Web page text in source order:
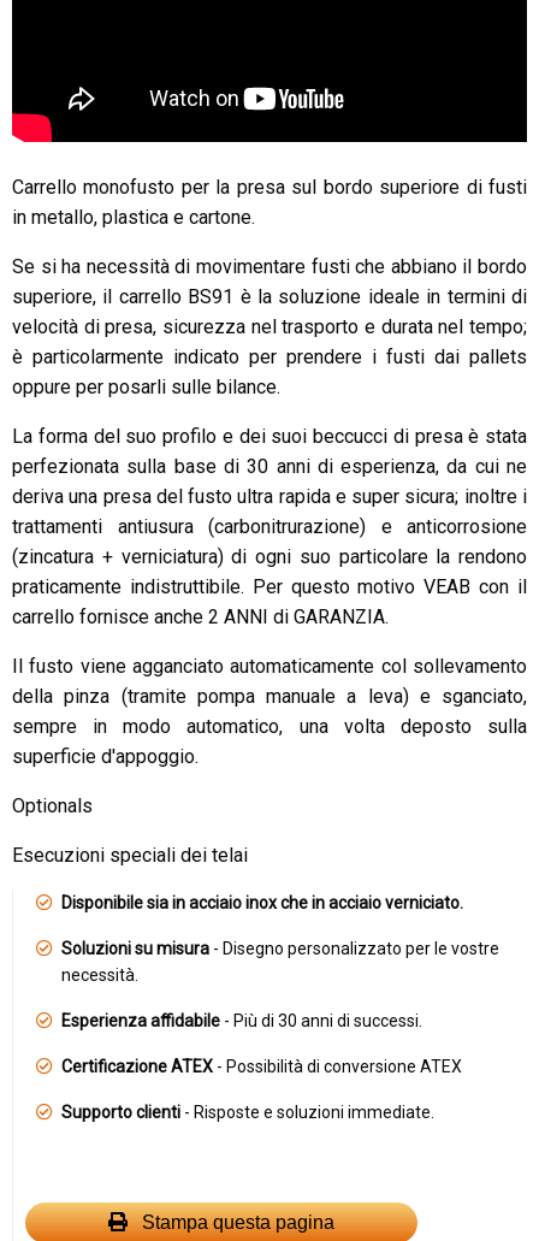
Carrello monofusto per la presa sul bordo superiore di fusti
in metallo, plastica e cartone.
Se si ha necessità di movimentare fusti che abbiano il bordo
superiore, il carrello BS91 è la soluzione ideale in termini di
velocità di presa, sicurezza nel trasporto e durata nel tempo;
è particolarmente indicato per prendere i fusti dai pallets
oppure per posarli sulle bilance.
La forma del suo profilo e dei suoi beccucci di presa è stata
perfezionata sulla base di 30 anni di esperienza, da cui ne
deriva una presa del fusto ultra rapida e super sicura; inoltre i
trattamenti antiusura (carbonitrurazione) e anticorrosione
(zincatura + verniciatura) di ogni suo particolare la rendono
praticamente indistruttibile. Per questo motivo VEAB con il
carrello fornisce anche 2 ANNI di GARANZIA.
Il fusto viene agganciato automaticamente col sollevamento
della pinza (tramite pompa manuale a leva) e sganciato,
sempre in modo automatico, una volta deposto sulla
superficie d'appoggio.
Optionals
Esecuzioni speciali dei telai
Disponibile sia in acciaio inox che in acciaio verniciato.
Soluzioni su misura - Disegno personalizzato per le vostre
necessità.
Esperienza affidabile - Più di 30 anni di successi.
Certificazione ATEX - Possibilità di conversione ATEX
Supporto clienti - Risposte e soluzioni immediate.
Stampa questa pagina